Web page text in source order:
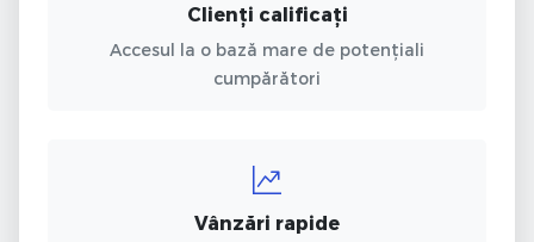
Clienți calificați
Accesul la o bază mare de potențiali
cumpărători
Vânzări rapide